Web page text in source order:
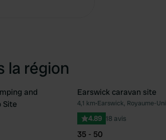
la région
Préféré
and
Site
Earswick caravan site
4,1 km•Earswick, Royaume-Uni
4.89 18 avis
35 - 50